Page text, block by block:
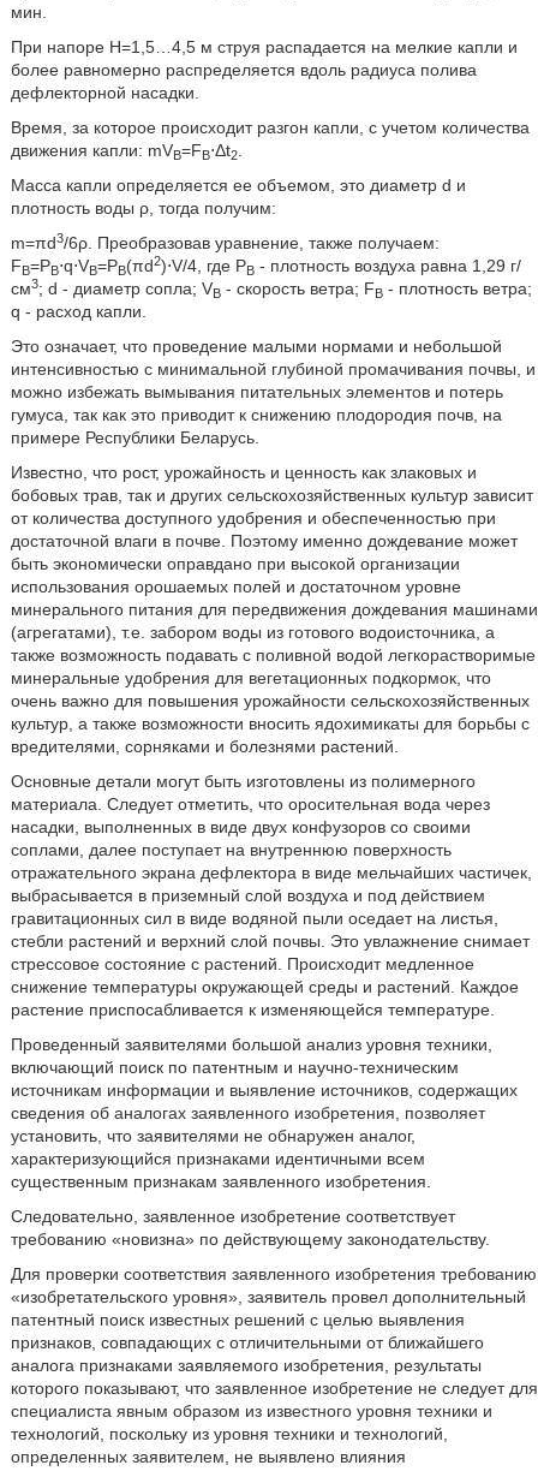
мин.
При напоре Н=1,5…4,5 м струя распадается на мелкие капли и
более равномерно распределяется вдоль радиуса полива
дефлекторной насадки.
Время, за которое происходит разгон капли, с учетом количества
движения капли: mVB=FB⋅Δt2.
Масса капли определяется ее объемом, это диаметр d и
плотность воды ρ, тогда получим:
m=πd3/6ρ. Преобразовав уравнение, также получаем:
FB=PB⋅q⋅VB=PB(πd2)⋅V/4, где РB- плотность воздуха равна 1,29 г/
см3; d - диаметр сопла; VB- скорость ветра; FB- плотность ветра;
q - расход капли.
Это означает, что проведение малыми нормами и небольшой
интенсивностью с минимальной глубиной промачивания почвы, и
можно избежать вымывания питательных элементов и потерь
гумуса, так как это приводит к снижению плодородия почв, на
примере Республики Беларусь.
Известно, что рост, урожайность и ценность как злаковых и
бобовых трав, так и других сельскохозяйственных культур зависит
от количества доступного удобрения и обеспеченностью при
достаточной влаги в почве. Поэтому именно дождевание может
быть экономически оправдано при высокой организации
использования орошаемых полей и достаточном уровне
минерального питания для передвижения дождевания машинами
(агрегатами), т.е. забором воды из готового водоисточника, а
также возможность подавать с поливной водой легкорастворимые
минеральные удобрения для вегетационных подкормок, что
очень важно для повышения урожайности сельскохозяйственных
культур, а также возможности вносить ядохимикаты для борьбы с
вредителями, сорняками и болезнями растений.
Основные детали могут быть изготовлены из полимерного
материала. Следует отметить, что оросительная вода через
насадки, выполненных в виде двух конфузоров со своими
соплами, далее поступает на внутреннюю поверхность
отражательного экрана дефлектора в виде мельчайших частичек,
выбрасывается в приземный слой воздуха и под действием
гравитационных сил в виде водяной пыли оседает на листья,
стебли растений и верхний слой почвы. Это увлажнение снимает
стрессовое состояние с растений. Происходит медленное
снижение температуры окружающей среды и растений. Каждое
растение приспосабливается к изменяющейся температуре.
Проведенный заявителями большой анализ уровня техники,
включающий поиск по патентным и научно-техническим
источникам информации и выявление источников, содержащих
сведения об аналогах заявленного изобретения, позволяет
установить, что заявителями не обнаружен аналог,
характеризующийся признаками идентичными всем
существенным признакам заявленного изобретения.
Следовательно, заявленное изобретение соответствует
требованию «новизна» по действующему законодательству.
Для проверки соответствия заявленного изобретения требованию
«изобретательского уровня», заявитель провел дополнительный
патентный поиск известных решений с целью выявления
признаков, совпадающих с отличительными от ближайшего
аналога признаками заявляемого изобретения, результаты
которого показывают, что заявленное изобретение не следует для
специалиста явным образом из известного уровня техники и
технологий, поскольку из уровня техники и технологий,
определенных заявителем, не выявлено влияния